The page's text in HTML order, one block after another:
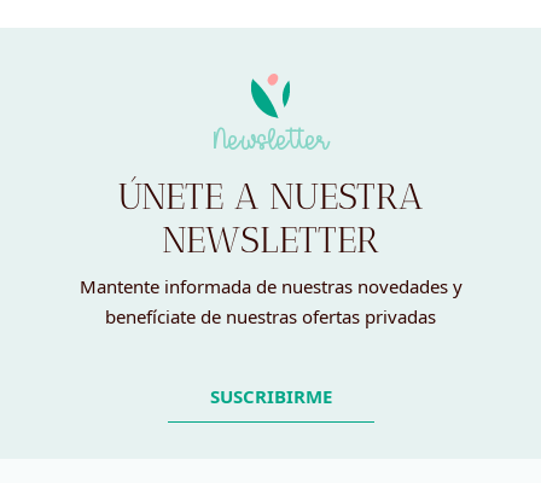
Newsletter
ÚNETE A NUESTRA
NEWSLETTER
Mantente informada de nuestras novedades y
benefíciate de nuestras ofertas privadas
SUSCRIBIRME